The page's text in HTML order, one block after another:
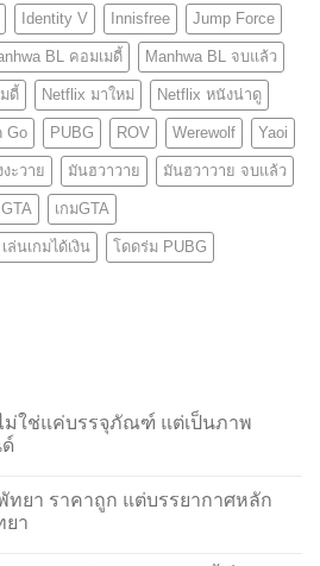
Identity V Innisfree Jump Force
BL คอมเมดี้ Manhwa BL จบแล้ว
ดี้ Netflix มาใหม่ Netflix หนังน่าดู
Go PUBG ROV Werewolf Yaoi
งะวาย มันฮวาวาย มันฮวาวาย จบแล้ว
เกมGTA
เล่นเกมได้เงิน โดดร่ม PUBG
ม่ใช่แค่บรรจุภัณฑ์ แต่เป็นภาพ
ยา ราคาถูก แต่บรรยากาศหลัก
ยา